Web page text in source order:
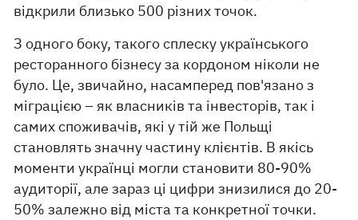
відкрили близько 500 різних точок.
З одного боку, такого сплеску українського
ресторанного бізнесу за кордоном ніколи не
було. Це, звичайно, насамперед пов'язано з
міграцією – як власників та інвесторів, так і
самих споживачів, які у тій же Польщі
становлять значну частину клієнтів. В якісь
моменти українці могли становити 80-90%
аудиторії, але зараз ці цифри знизилися до 20-
50% залежно від міста та конкретної точки.